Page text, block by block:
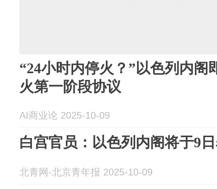
“24小时内停火？”以色列内阁
火第一阶段协议
AI商业论 2025-10-09
白宫官员：以色列内阁将于9
北青网-北京青年报 2025-10-09